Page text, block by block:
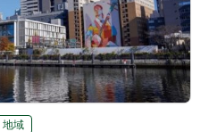
地域